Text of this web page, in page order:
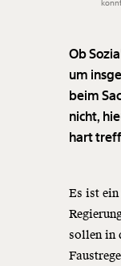
Ob
um
beim
nicht,
hart
Es ist
sollen in